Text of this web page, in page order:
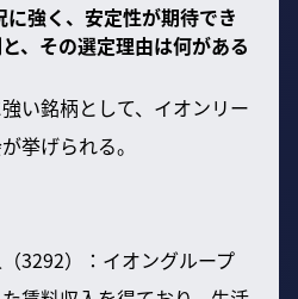
強く、安定性が期待でき
、その選定理由は何がある
い銘柄として、イオンリー
挙げられる。
3292）：イオングループ